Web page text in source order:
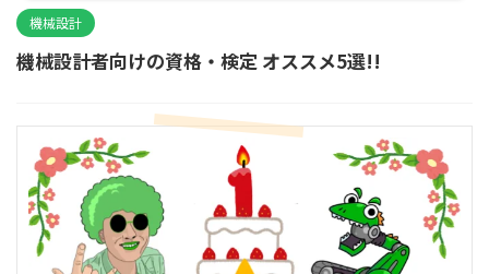
機械設計
機械設計者向けの資格・検定 オススメ5選!!